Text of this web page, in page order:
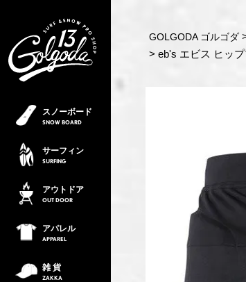
スノーボード
SNOW BOARD
サーフィン
SURFING
アウトドア
OUT DOOR
アパレル
APPAREL
雑 貨
ZAKKA
GOLGODA ゴルゴダ
eb's エビス ヒッ